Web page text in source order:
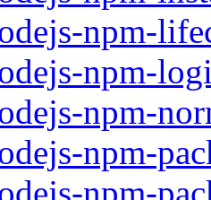
npm-
npm-
npm-
npm-